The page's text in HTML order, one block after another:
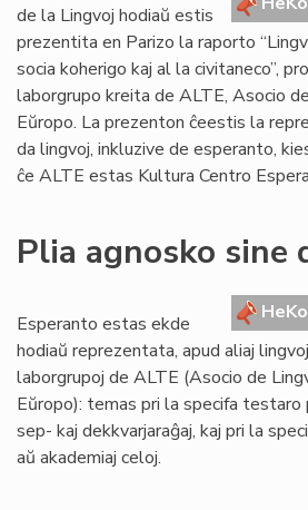
de la Lingvoj hodiaŭ estis
prezentita en Parizo la raporto
socia koherigo kaj al la civitaneco”,
laborgrupo kreita de ALTE, Asocio
Eŭropo. La prezenton ĉeestis la
da lingvoj, inkluzive de esperanto,
ĉe ALTE estas Kultura Centro
Plia agnosko sine
Esperanto estas ekde
hodiaŭ reprezentata, apud aliaj
laborgrupoj de ALTE (Asocio de
Eŭropo): temas pri la specifa
sep- kaj dekkvarjaraĝaj, kaj pri la
aŭ akademiaj celoj.